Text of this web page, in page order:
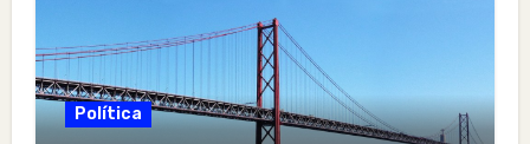
Política